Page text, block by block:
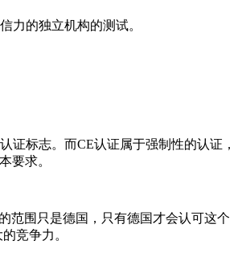
力的独立机构的测试。
证标志。而CE认证属于强制性的认证，
要求。
范围只是德国，只有德国才会认可这个
竞争力。